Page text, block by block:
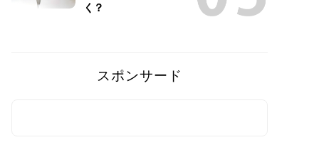
く？
スポンサード